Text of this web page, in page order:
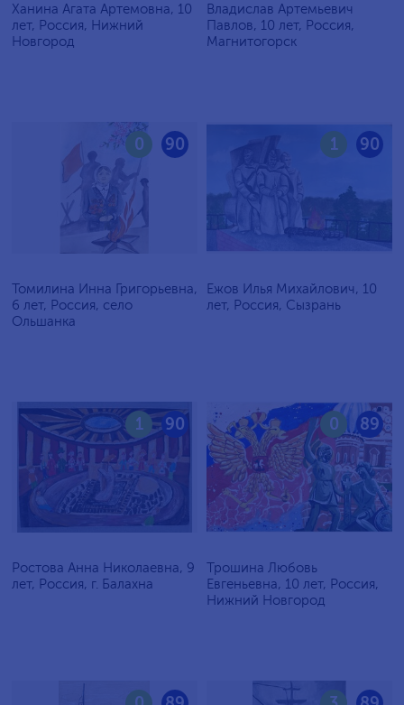
Ханина Агата Артемовна, 10
лет, Россия, Нижний
Новгород
Владислав Артемьевич
Павлов, 10 лет, Россия,
Магнитогорск
90
0
Томилина Инна Григорьевна,
6 лет, Россия, село
Ольшанка
90
1
Ежов Илья Михайлович, 10
лет, Россия, Сызрань
90
1
Ростова Анна Николаевна, 9
лет, Россия, г. Балахна
89
0
Трошина Любовь
Евгеньевна, 10 лет, Россия,
Нижний Новгород